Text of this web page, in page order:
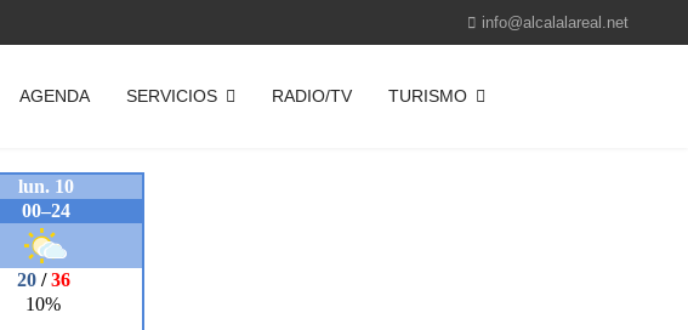
info@alcalalareal.net
AGENDA SERVICIOS RADIO/TV TURISMO